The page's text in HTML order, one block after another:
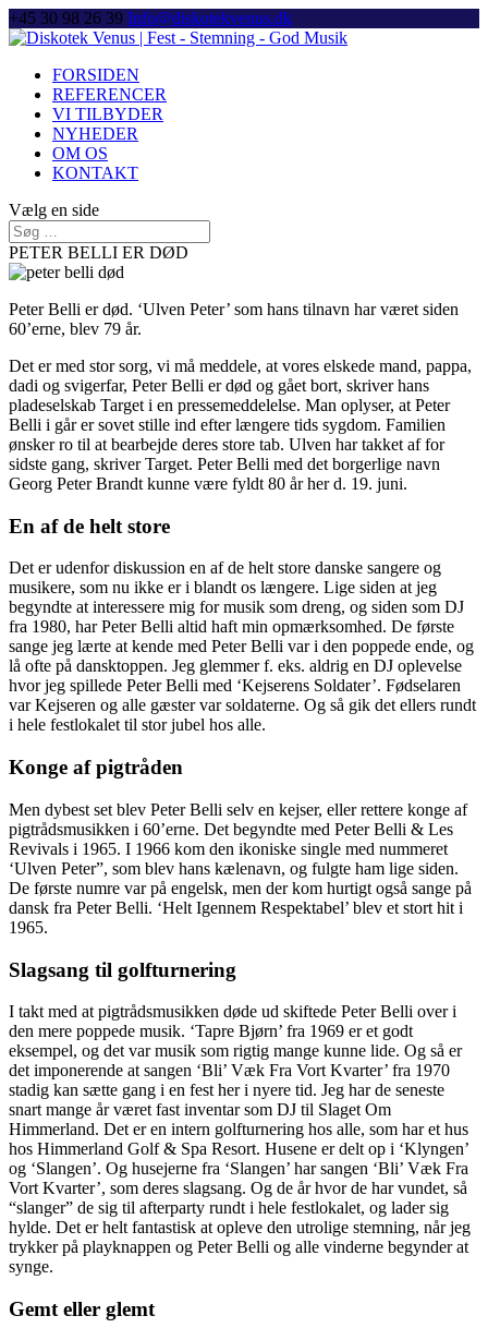
+45 30 98 26 39 Info@diskotekvenus.dk
FORSIDEN
REFERENCER
VI TILBYDER
NYHEDER
OM OS
KONTAKT
Vælg en side
PETER BELLI ER DØD
Peter Belli er død. ‘Ulven Peter’ som hans tilnavn har været siden
60’erne, blev 79 år.
Det er med stor sorg, vi må meddele, at vores elskede mand, pappa,
dadi og svigerfar, Peter Belli er død og gået bort, skriver hans
pladeselskab Target i en pressemeddelelse. Man oplyser, at Peter
Belli i går er sovet stille ind efter længere tids sygdom. Familien
ønsker ro til at bearbejde deres store tab. Ulven har takket af for
sidste gang, skriver Target. Peter Belli med det borgerlige navn
Georg Peter Brandt kunne være fyldt 80 år her d. 19. juni.
En af de helt store
Det er udenfor diskussion en af de helt store danske sangere og
musikere, som nu ikke er i blandt os længere. Lige siden at jeg
begyndte at interessere mig for musik som dreng, og siden som DJ
fra 1980, har Peter Belli altid haft min opmærksomhed. De første
sange jeg lærte at kende med Peter Belli var i den poppede ende, og
lå ofte på dansktoppen. Jeg glemmer f. eks. aldrig en DJ oplevelse
hvor jeg spillede Peter Belli med ‘Kejserens Soldater’. Fødselaren
var Kejseren og alle gæster var soldaterne. Og så gik det ellers rundt
i hele festlokalet til stor jubel hos alle.
Konge af pigtråden
Men dybest set blev Peter Belli selv en kejser, eller rettere konge af
pigtrådsmusikken i 60’erne. Det begyndte med Peter Belli & Les
Revivals i 1965. I 1966 kom den ikoniske single med nummeret
‘Ulven Peter”, som blev hans kælenavn, og fulgte ham lige siden.
De første numre var på engelsk, men der kom hurtigt også sange på
dansk fra Peter Belli. ‘Helt Igennem Respektabel’ blev et stort hit i
1965.
Slagsang til golfturnering
I takt med at pigtrådsmusikken døde ud skiftede Peter Belli over i
den mere poppede musik. ‘Tapre Bjørn’ fra 1969 er et godt
eksempel, og det var musik som rigtig mange kunne lide. Og så er
det imponerende at sangen ‘Bli’ Væk Fra Vort Kvarter’ fra 1970
stadig kan sætte gang i en fest her i nyere tid. Jeg har de seneste
snart mange år været fast inventar som DJ til Slaget Om
Himmerland. Det er en intern golfturnering hos alle, som har et hus
hos Himmerland Golf & Spa Resort. Husene er delt op i ‘Klyngen’
og ‘Slangen’. Og husejerne fra ‘Slangen’ har sangen ‘Bli’ Væk Fra
Vort Kvarter’, som deres slagsang. Og de år hvor de har vundet, så
“slanger” de sig til afterparty rundt i hele festlokalet, og lader sig
hylde. Det er helt fantastisk at opleve den utrolige stemning, når jeg
trykker på playknappen og Peter Belli og alle vinderne begynder at
synge.
Gemt eller glemt